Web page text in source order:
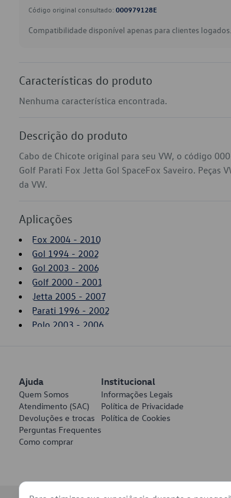
Código original consultado: 000979128E
Compatibilidade disponível apenas para clientes logados.
Características do produto
Nenhuma característica encontrada.
Descrição do produto
Cabo de Chicote original para seu VW, o código
Golf Parati Fox Jetta Gol SpaceFox Saveiro. Peças
da VW.
Aplicações
Fox 2004 - 2010
Gol 1994 - 2002
Gol 2003 - 2006
Golf 2000 - 2001
Jetta 2005 - 2007
Parati 1996 - 2002
Polo 2003 - 2006
Touareg 2006 - 2007
Ajuda
Quem Somos
Atendimento (SAC)
Devoluções e trocas
Perguntas Frequentes
Como comprar
Institucional
Informações Legais
Política de Privacidade
Política de Cookies